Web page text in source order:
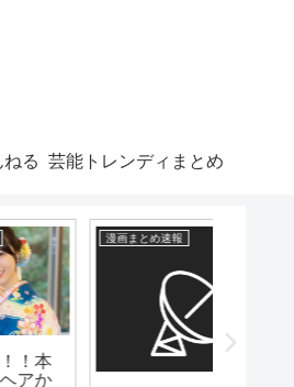
る 芸能トレンディまとめ
漫画まとめ速報